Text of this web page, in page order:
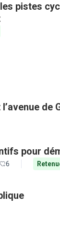
pistes
de
pour
6